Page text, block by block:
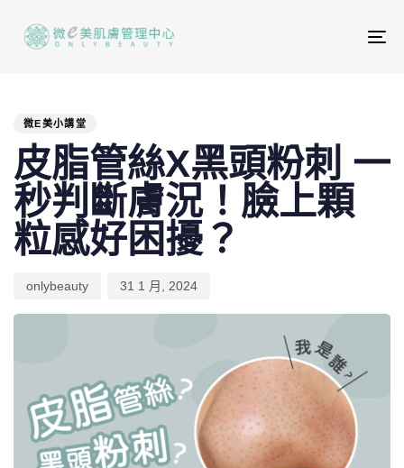
微E美小講堂
皮脂管絲X黑頭粉刺 一
秒判斷膚況！臉上顆
粒感好困擾？
onlybeauty 31 1 月, 2024